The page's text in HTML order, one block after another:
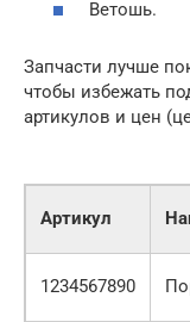
Ветошь.
Запчасти лучше
чтобы избежать
артикулов и цен
Артикул
1234567890